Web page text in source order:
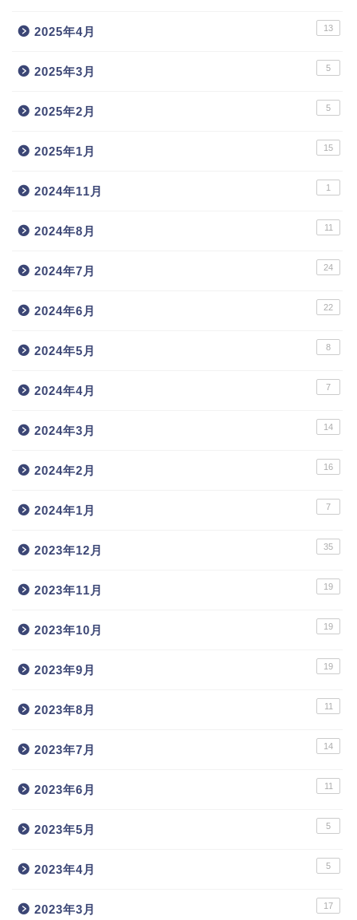
2025年4月 13
2025年3月 5
2025年2月 5
2025年1月 15
2024年11月 1
2024年8月 11
2024年7月 24
2024年6月 22
2024年5月 8
2024年4月 7
2024年3月 14
2024年2月 16
2024年1月 7
2023年12月 35
2023年11月 19
2023年10月 19
2023年9月 19
2023年8月 11
2023年7月 14
2023年6月 11
2023年5月 5
2023年4月 5
2023年3月 17